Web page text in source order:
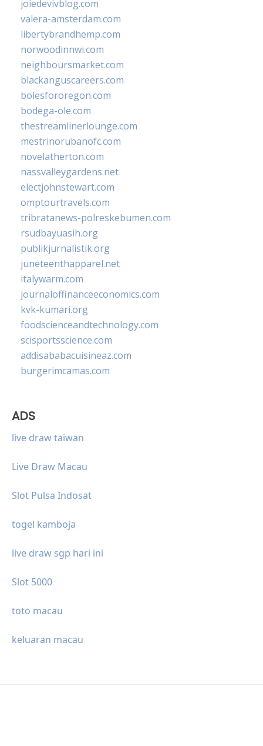
joiedevivblog.com
valera-amsterdam.com
libertybrandhemp.com
norwoodinnwi.com
neighboursmarket.com
blackanguscareers.com
bolesfororegon.com
bodega-ole.com
thestreamlinerlounge.com
mestrinorubanofc.com
novelatherton.com
nassvalleygardens.net
electjohnstewart.com
omptourtravels.com
tribratanews-polreskebumen.com
rsudbayuasih.org
publikjurnalistik.org
juneteenthapparel.net
italywarm.com
journaloffinanceeconomics.com
kvk-kumari.org
foodscienceandtechnology.com
scisportsscience.com
addisababacuisineaz.com
burgerimcamas.com
ADS
live draw taiwan
Live Draw Macau
Slot Pulsa Indosat
togel kamboja
live draw sgp hari ini
Slot 5000
toto macau
keluaran macau